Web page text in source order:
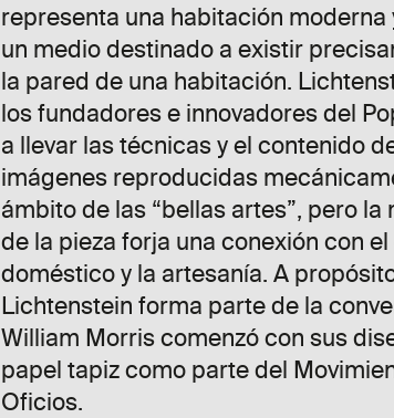
representa una habitación moderna
un medio destinado a existir
la pared de una habitación.
los fundadores e innovadores del
a llevar las técnicas y el contenido
imágenes reproducidas
ámbito de las “bellas artes”, pero la
de la pieza forja una conexión con
doméstico y la artesanía. A
Lichtenstein forma parte de la
William Morris comenzó con sus
papel tapiz como parte del
Oficios.